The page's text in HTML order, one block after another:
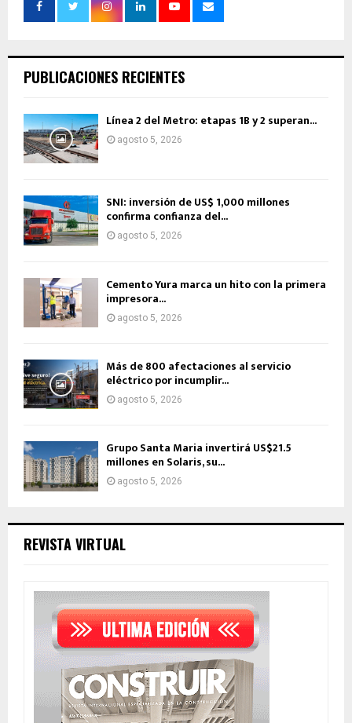
PUBLICACIONES RECIENTES
Línea 2 del Metro: etapas 1B y 2 superan...
agosto 5, 2026
SNI: inversión de US$ 1,000 millones
confirma confianza del...
agosto 5, 2026
Cemento Yura marca un hito con la primera
impresora...
agosto 5, 2026
Más de 800 afectaciones al servicio
eléctrico por incumplir...
agosto 5, 2026
Grupo Santa Maria invertirá US$21.5
millones en Solaris, su...
agosto 5, 2026
REVISTA VIRTUAL